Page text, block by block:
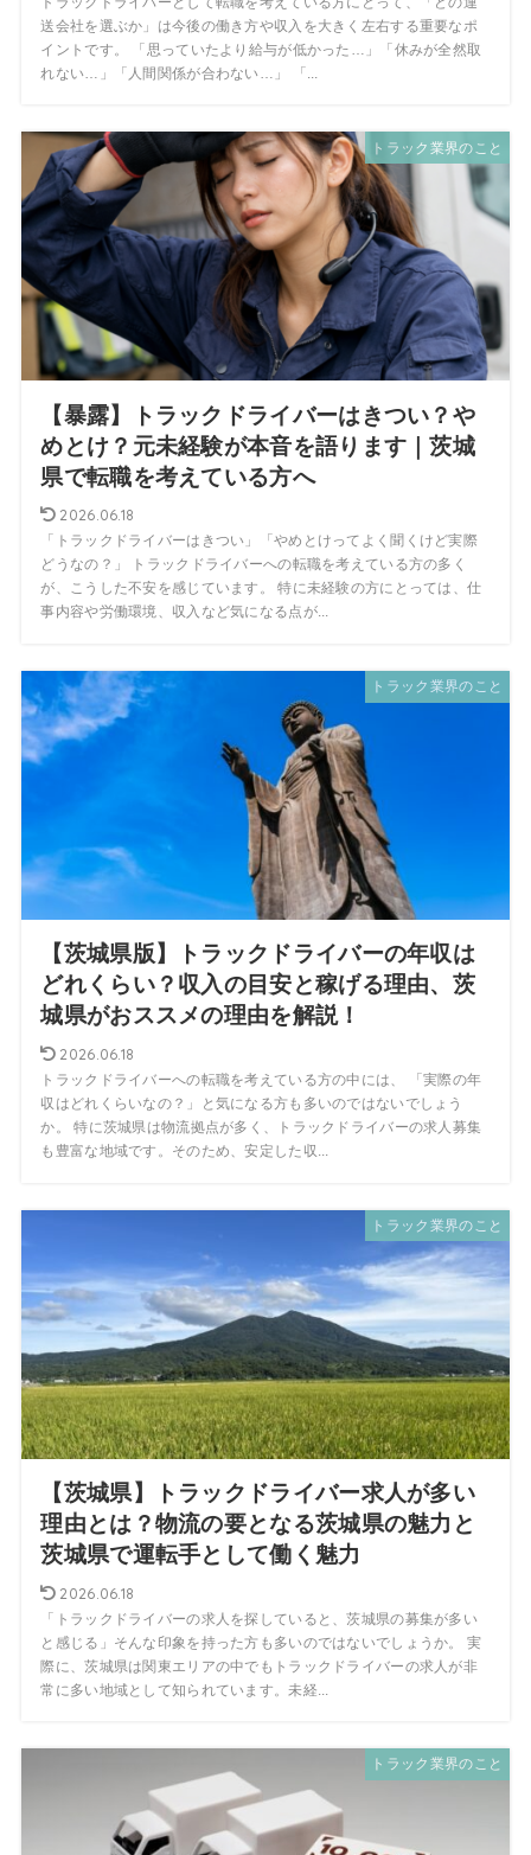
送会社を選ぶか」は今後の働き方や収入を大きく左右する重要なポ
イントです。 「思っていたより給与が低かった…」「休みが全然取
れない…」「人間関係が合わない…」 「...
トラック業界のこと
【暴露】トラックドライバーはきつい？や
めとけ？元未経験が本音を語ります｜茨城
県で転職を考えている方へ
2026.06.18
「トラックドライバーはきつい」「やめとけってよく聞くけど実際
どうなの？」 トラックドライバーへの転職を考えている方の多く
が、こうした不安を感じています。 特に未経験の方にとっては、仕
事内容や労働環境、収入など気になる点が...
トラック業界のこと
【茨城県版】トラックドライバーの年収は
どれくらい？収入の目安と稼げる理由、茨
城県がおススメの理由を解説！
2026.06.18
トラックドライバーへの転職を考えている方の中には、 「実際の年
収はどれくらいなの？」と気になる方も多いのではないでしょう
か。 特に茨城県は物流拠点が多く、トラックドライバーの求人募集
も豊富な地域です。そのため、安定した収...
トラック業界のこと
【茨城県】トラックドライバー求人が多い
理由とは？物流の要となる茨城県の魅力と
茨城県で運転手として働く魅力
2026.06.18
「トラックドライバーの求人を探していると、茨城県の募集が多い
と感じる」そんな印象を持った方も多いのではないでしょうか。 実
際に、茨城県は関東エリアの中でもトラックドライバーの求人が非
常に多い地域として知られています。未経...
トラック業界のこと